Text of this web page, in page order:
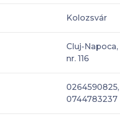
Kolozsvár
Cluj-Napoca,
nr. 116
0744783237